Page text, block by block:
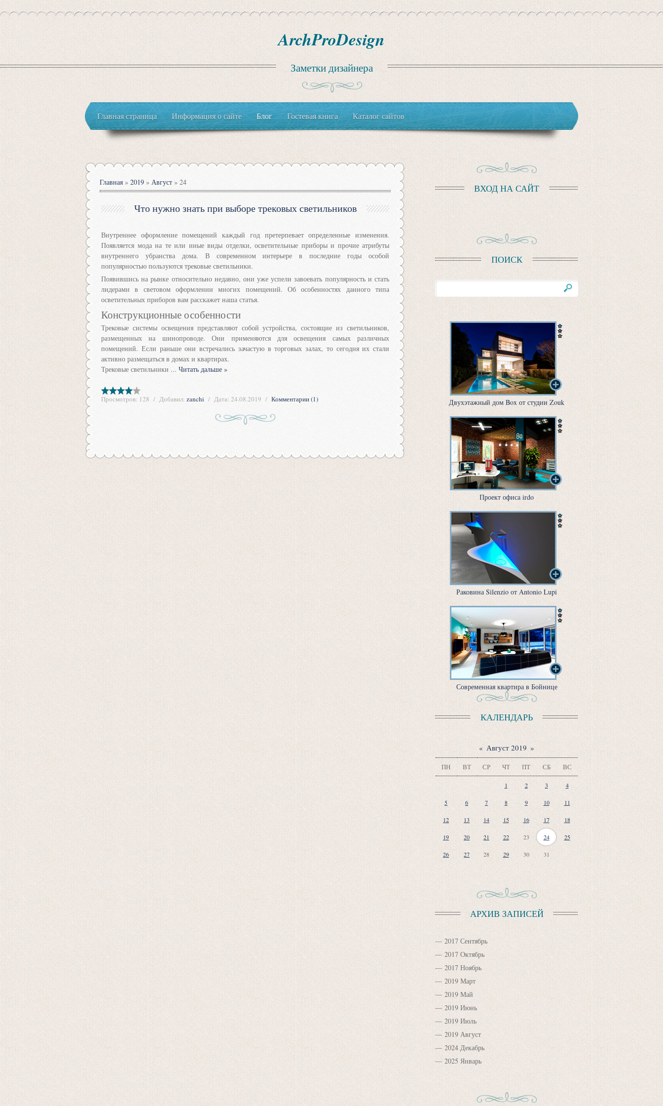
ArchProDesign
Заметки дизайнера
Главная страница Информация о сайте Блог Гостевая книга Каталог сайтов
Главная » 2019 » Август » 24
Что нужно знать при выборе трековых светильников
Внутреннее оформление помещений каждый год претерпевает определенные изменения.
Появляется мода на те или иные виды отделки, осветительные приборы и прочие атрибуты
внутреннего убранства дома. В современном интерьере в последние годы особой
популярностью пользуются трековые светильники.
Появившись на рынке относительно недавно, они уже успели завоевать популярность и стать
лидерами в световом оформлении многих помещений. Об особенностях данного типа
осветительных приборов вам расскажет наша статья.
Конструкционные особенности
Трековые системы освещения представляют собой устройства, состоящие из светильников,
размещенных на шинопроводе. Они применяются для освещения самых различных
помещений. Если раньше они встречались зачастую в торговых залах, то сегодня их стали
активно размещаться в домах и квартирах.
Трековые светильники ... Читать дальше »
Просмотров: 128 Добавил: zanchi Дата: 24.08.2019 Комментарии (1)
ВХОД НА САЙТ
ПОИСК
Двухэтажный дом Box от студии Zouk
Проект офиса irdo
Раковина Silenzio от Antonio Lupi
Современная квартира в Бойнице
КАЛЕНДАРЬ
« Август 2019 »
ПН ВТ СР ЧТ ПТ СБ ВС
1 2 3 4
5 6 7 8 9 10 11
12 13 14 15 16 17 18
19 20 21 22 23 24 25
26 27 28 29 30 31
АРХИВ ЗАПИСЕЙ
2017 Сентябрь
2017 Октябрь
2017 Ноябрь
2019 Март
2019 Май
2019 Июнь
2019 Июль
2019 Август
2024 Декабрь
2025 Январь